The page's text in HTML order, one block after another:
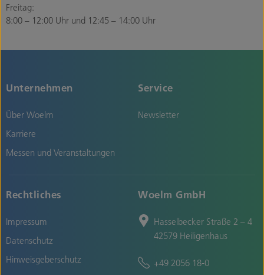
Freitag:
8:00 – 12:00 Uhr und 12:45 – 14:00 Uhr
Unternehmen
Über Woelm
Karriere
Messen und Veranstaltungen
Service
Newsletter
Rechtliches
Impressum
Datenschutz
Hinweisgeberschutz
Woelm GmbH
Hasselbecker Straße 2 – 4
42579 Heiligenhaus
+49 2056 18-0